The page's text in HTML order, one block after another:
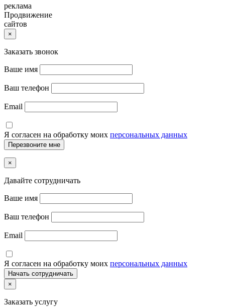
реклама
Продвижение
сайтов
×
Заказать звонок
Ваше имя
Ваш телефон
Email
Я согласен на обработку моих персональных данных
×
Давайте сотрудничать
Ваше имя
Ваш телефон
Email
Я согласен на обработку моих персональных данных
×
Заказать услугу